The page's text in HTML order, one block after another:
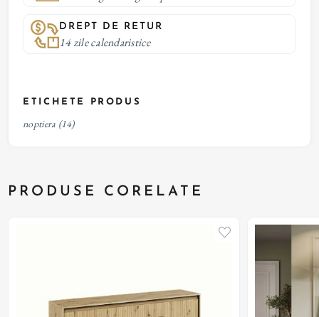
DREPT DE RETUR
14 zile calendaristice
ETICHETE PRODUS
noptiera (14)
PRODUSE CORELATE